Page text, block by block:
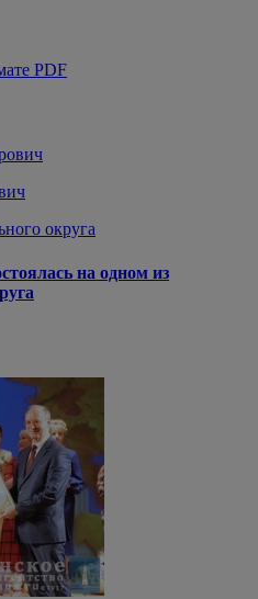
PDF
округа
на одном из